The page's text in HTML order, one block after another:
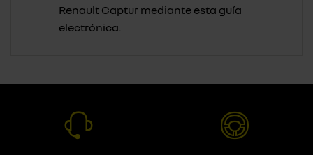
Renault Captur mediante esta guía
electrónica.